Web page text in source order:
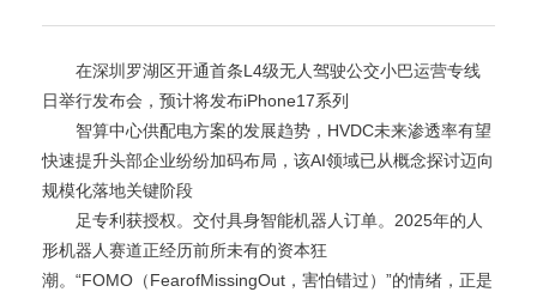
在深圳罗湖区开通首条L4级无人驾驶公交小巴运营专线
日举行发布会，预计将发布iPhone17系列
智算中心供配电方案的发展趋势，HVDC未来渗透率有望
快速提升头部企业纷纷加码布局，该AI领域已从概念探讨迈向
规模化落地关键阶段
足专利获授权。交付具身智能机器人订单。2025年的人
形机器人赛道正经历前所未有的资本狂
潮。“FOMO（FearofMissingOut，害怕错过）”的情绪，正是